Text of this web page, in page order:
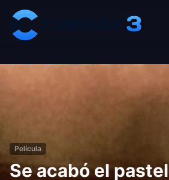
Película
Se acabó el pastel